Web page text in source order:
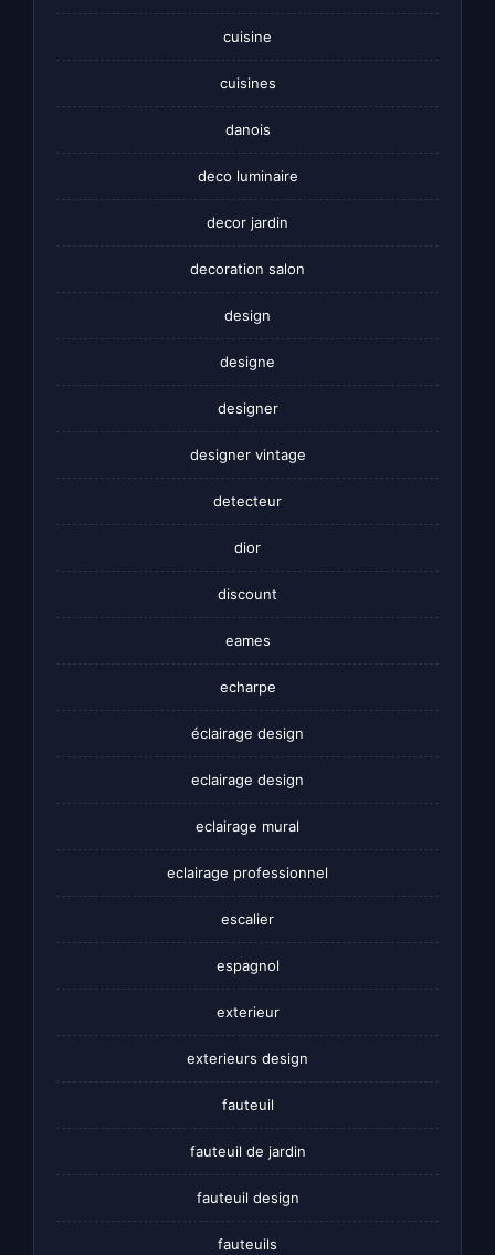
cuisine
cuisines
danois
deco luminaire
decor jardin
decoration salon
design
designe
designer
designer vintage
detecteur
dior
discount
eames
echarpe
éclairage design
eclairage design
eclairage mural
eclairage professionnel
escalier
espagnol
exterieur
exterieurs design
fauteuil
fauteuil de jardin
fauteuil design
fauteuils